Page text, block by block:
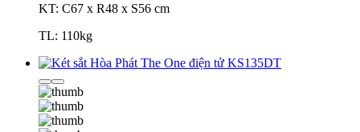
KT: C67 x R48 x S56 cm
TL: 110kg